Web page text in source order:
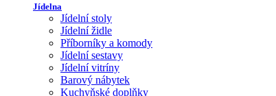
Jídelna
Jídelní stoly
Jídelní židle
Příborníky a komody
Jídelní sestavy
Jídelní vitríny
Barový nábytek
Kuchyňské doplňky